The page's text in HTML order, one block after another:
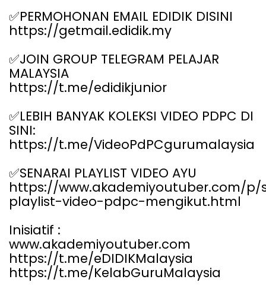
✅PERMOHONAN EMAIL EDIDIK DISINI
https://getmail.edidik.my
✅JOIN GROUP TELEGRAM PELAJAR
MALAYSIA
https://t.me/edidikjunior
✅LEBIH BANYAK KOLEKSI VIDEO PDPC DI
SINI:
https://t.me/VideoPdPCgurumalaysia
✅SENARAI PLAYLIST VIDEO AYU
https://www.akademiyoutuber.com/p/
playlist-video-pdpc-mengikut.html
Inisiatif :
www.akademiyoutuber.com
https://t.me/eDIDIKMalaysia
https://t.me/KelabGuruMalaysia